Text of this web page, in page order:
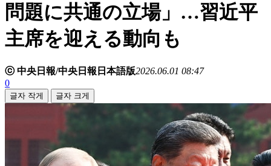
問題に共通の立場」…習近平
主席を迎える動向も
ⓒ 中央日報/中央日報日本語版2026.06.01 08:47
0
글자 작게 글자 크게